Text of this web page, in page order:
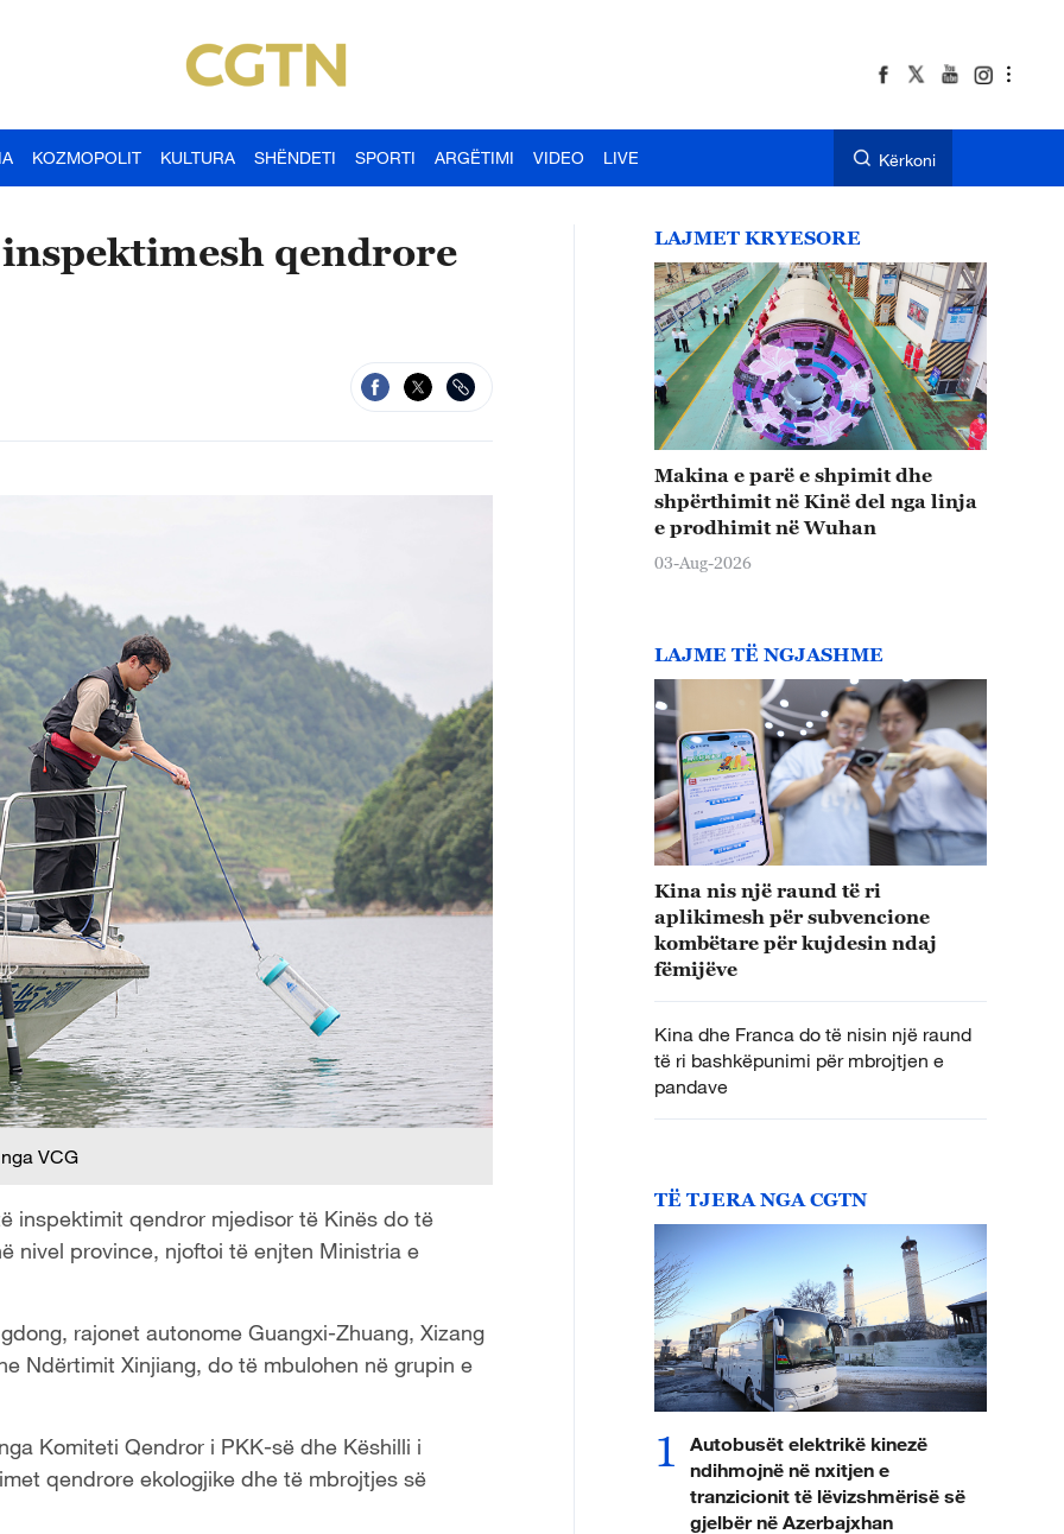
KOZMOPOLIT KULTURA SHËNDETI SPORTI ARGËTIMI VIDEO LIVE Kërkoni
qendrore
VCG
inspektimit qendror mjedisor të Kinës do të
nivel province, njoftoi të enjten Ministria e
rajonet autonome Guangxi-Zhuang, Xizang
Ndërtimit Xinjiang, do të mbulohen në grupin e
Komiteti Qendror i PKK-së dhe Këshilli i
qendrore ekologjike dhe të mbrojtjes së
LAJMET KRYESORE
Makina e parë e shpimit dhe
shpërthimit në Kinë del nga linja
e prodhimit në Wuhan
03-Aug-2026
LAJME TË NGJASHME
Kina nis një raund të ri
aplikimesh për subvencione
kombëtare për kujdesin ndaj
fëmijëve
Kina dhe Franca do të nisin një raund
të ri bashkëpunimi për mbrojtjen e
pandave
TË TJERA NGA CGTN
1
Autobusët elektrikë kinezë
ndihmojnë në nxitjen e
tranzicionit të lëvizshmërisë së
gjelbër në Azerbajxhan